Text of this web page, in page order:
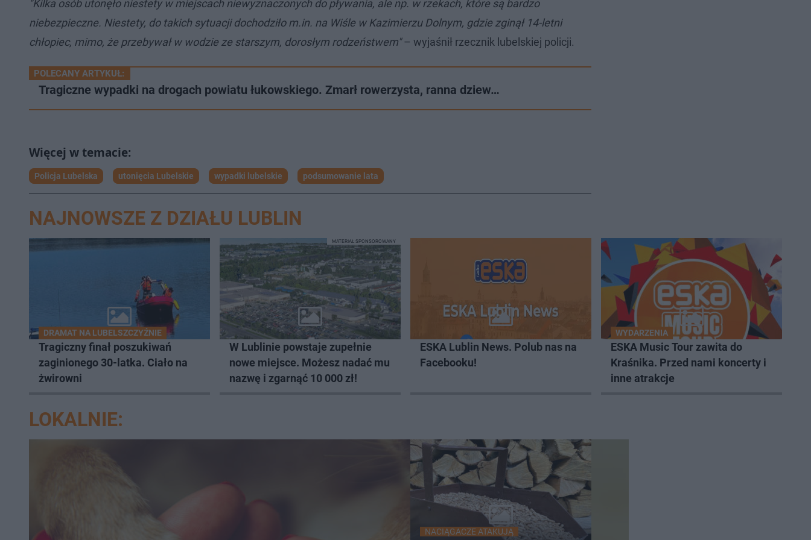
"Kilka osób utonęło niestety w miejscach niewyznaczonych do pływania, ale np. w rzekach, które są bardzo
niebezpieczne. Niestety, do takich sytuacji dochodziło m.in. na Wiśle w Kazimierzu Dolnym, gdzie zginął 14-letni
chłopiec, mimo, że przebywał w wodzie ze starszym, dorosłym rodzeństwem"– wyjaśnił rzecznik lubelskiej policji.
POLECANY ARTYKUŁ:
Tragiczne wypadki na drogach powiatu łukowskiego. Zmarł rowerzysta, ranna dziew…
Policja Lubelska utonięcia Lubelskie wypadki lubelskie podsumowanie lata
NAJNOWSZE Z DZIAŁU LUBLIN
DRAMAT NA LUBELSZCZYŹNIE
Tragiczny finał poszukiwań
zaginionego 30-latka. Ciało na
żwirowni
W Lublinie powstaje zupełnie
nowe miejsce. Możesz nadać mu
nazwę i zgarnąć 10 000 zł!
MATERIAŁ SPONSOROWANY
ESKA Lublin News. Polub nas na
Facebooku!
WYDARZENIA
ESKA Music Tour zawita do
Kraśnika. Przed nami koncerty i
inne atrakcje
LOKALNIE:
NACIĄGACZE ATAKUJĄ